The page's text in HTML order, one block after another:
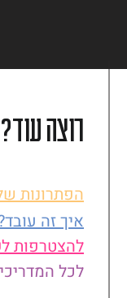
רוצה עוד?
להצטרפות
?איך זה עובד
הפתרונות
לכל